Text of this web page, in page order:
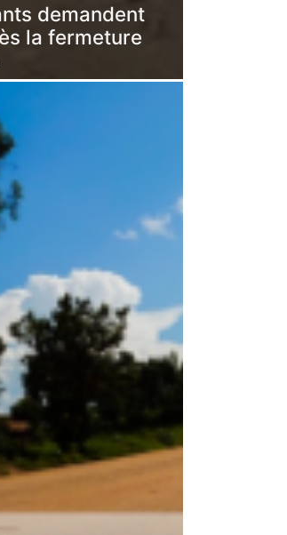
demandent
la fermeture